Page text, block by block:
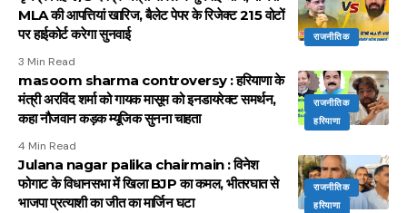
राजनीतिक
MLA की आपत्तियां खारिज, बैलेट पेपर के रिजेक्ट 215 वोटों
पर हाईकोर्ट करेगा सुनवाई
3 Min Read
राजनीतिक
हरियाणा
masoom sharma controversy : हरियाणा के
मंत्री अरविंद शर्मा को गायक मासूम को इनडायरेक्ट समर्थन,
कहा नौजवान कड़क म्यूजिक सुनना चाहता
4 Min Read
राजनीतिक
हरियाणा
Julana nagar palika chairmain : विनेश
फोगाट के विधानसभा में खिला BJP का कमल, भीतरघात से
भाजपा प्रत्याशी का जीत का मार्जिन घटा